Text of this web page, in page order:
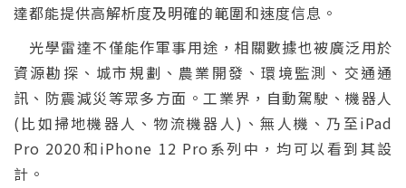
達都能提供高解析度及明確的範圍和速度信息。
光學雷達不僅能作軍事用途，相關數據也被廣泛用於
資源勘探、城市規劃、農業開發、環境監測、交通通
訊、防震減災等眾多方面。工業界，自動駕駛、機器人
(比如掃地機器人、物流機器人)、無人機、乃至iPad
Pro 2020和iPhone 12 Pro系列中，均可以看到其設
計。